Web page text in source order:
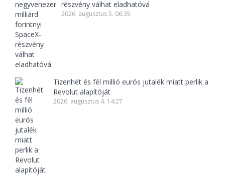
részvény válhat eladhatóvá
2026. augusztus 5. 06:35
Tizenhét és fél millió eurós jutalék miatt perlik a
Revolut alapítóját
2026. augusztus 4. 14:27